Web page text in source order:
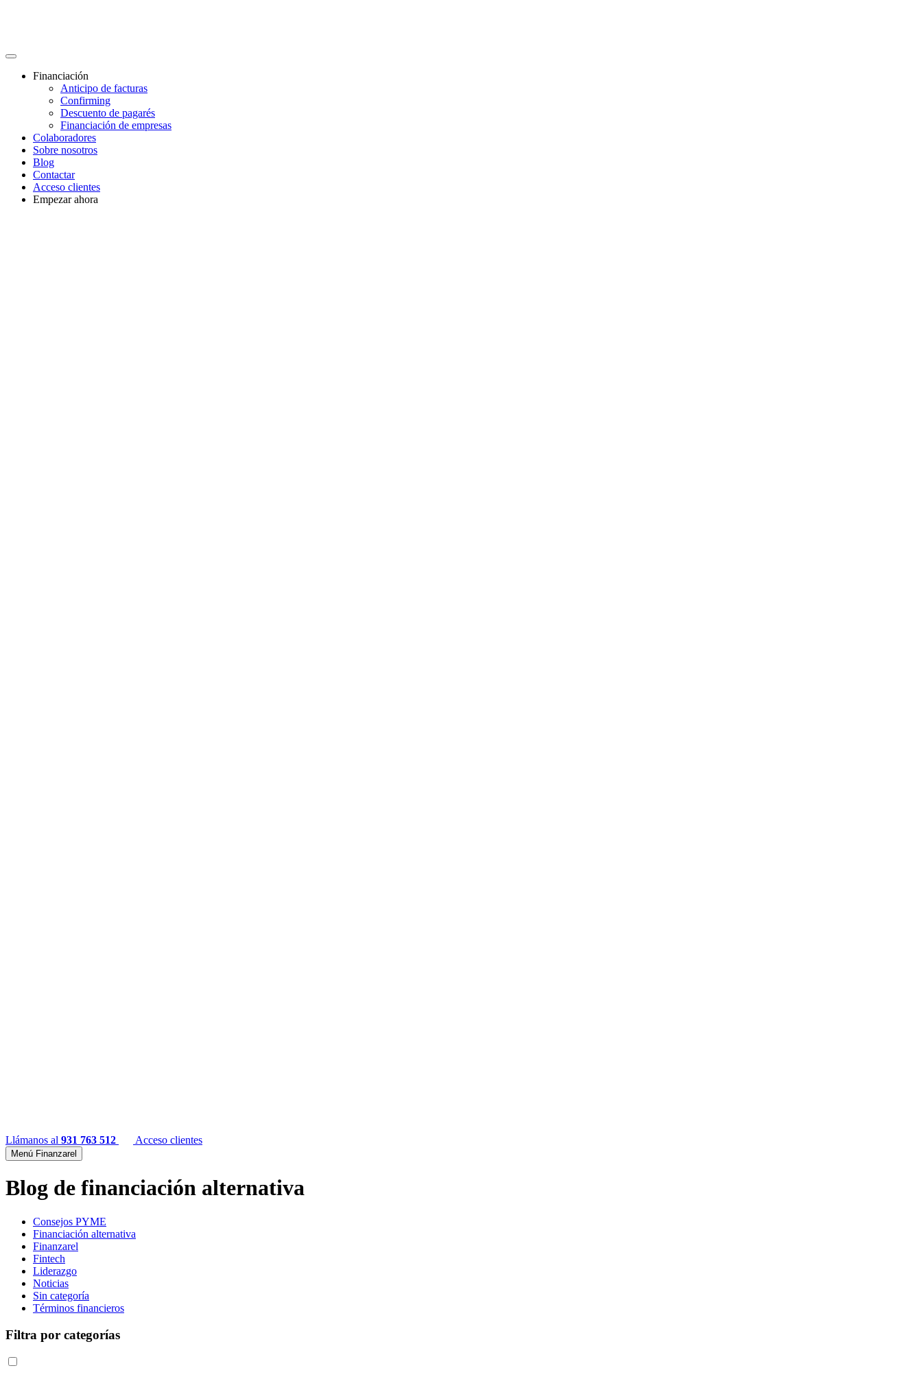
Financiación
Anticipo de facturas
Confirming
Descuento de pagarés
Financiación de empresas
Colaboradores
Sobre nosotros
Blog
Contactar
Acceso clientes
Empezar ahora
Llámanos al 931 763 512 Acceso clientes
Menú Finanzarel
Blog de financiación alternativa
Consejos PYME
Financiación alternativa
Finanzarel
Fintech
Liderazgo
Noticias
Sin categoría
Términos financieros
Filtra por categorías